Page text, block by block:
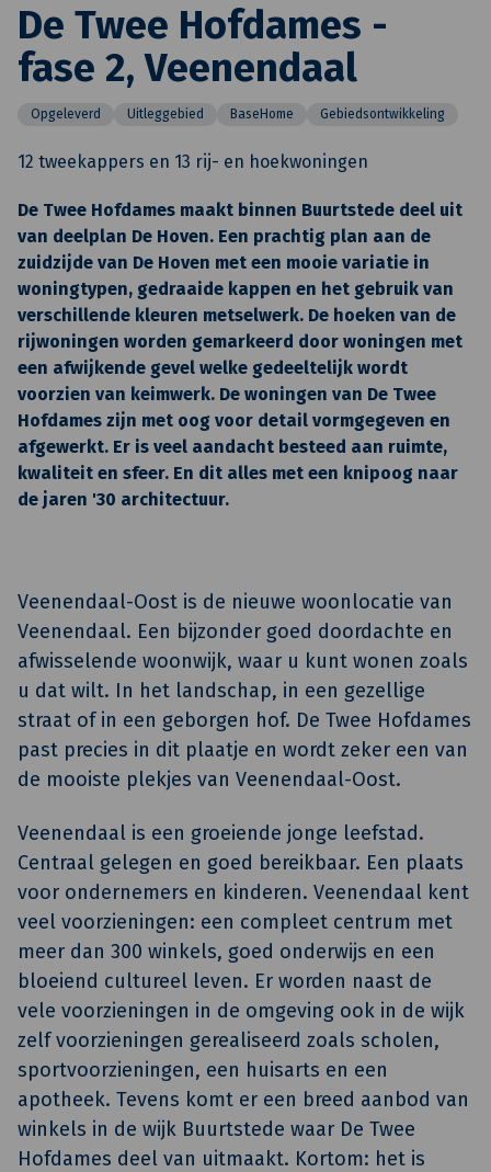
De Twee Hofdames -
fase 2, Veenendaal
Opgeleverd Uitleggebied BaseHome Gebiedsontwikkeling
12 tweekappers en 13 rij- en hoekwoningen
De Twee Hofdames maakt binnen Buurtstede deel uit
van deelplan De Hoven. Een prachtig plan aan de
zuidzijde van De Hoven met een mooie variatie in
woningtypen, gedraaide kappen en het gebruik van
verschillende kleuren metselwerk. De hoeken van de
rijwoningen worden gemarkeerd door woningen met
een afwijkende gevel welke gedeeltelijk wordt
voorzien van keimwerk. De woningen van De Twee
Hofdames zijn met oog voor detail vormgegeven en
afgewerkt. Er is veel aandacht besteed aan ruimte,
kwaliteit en sfeer. En dit alles met een knipoog naar
de jaren '30 architectuur.
Veenendaal-Oost is de nieuwe woonlocatie van
Veenendaal. Een bijzonder goed doordachte en
afwisselende woonwijk, waar u kunt wonen zoals
u dat wilt. In het landschap, in een gezellige
straat of in een geborgen hof. De Twee Hofdames
past precies in dit plaatje en wordt zeker een van
de mooiste plekjes van Veenendaal-Oost.
Veenendaal is een groeiende jonge leefstad.
Centraal gelegen en goed bereikbaar. Een plaats
voor ondernemers en kinderen. Veenendaal kent
veel voorzieningen: een compleet centrum met
meer dan 300 winkels, goed onderwijs en een
bloeiend cultureel leven. Er worden naast de
vele voorzieningen in de omgeving ook in de wijk
zelf voorzieningen gerealiseerd zoals scholen,
sportvoorzieningen, een huisarts en een
apotheek. Tevens komt er een breed aanbod van
winkels in de wijk Buurtstede waar De Twee
Hofdames deel van uitmaakt. Kortom: het is